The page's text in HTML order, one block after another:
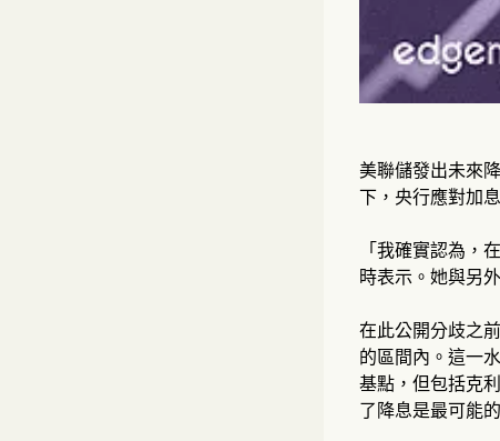
美聯儲發出未來
下，央行應對加
「我確實認為，
時表示。她與另
在此公開分歧之
的區間內。這一
基點，但包括克
了降息是最可能